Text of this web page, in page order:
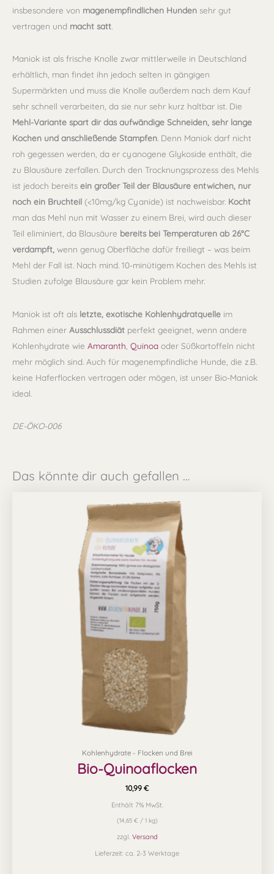
insbesondere von magenempfindlichen Hunden sehr gut
vertragen und macht satt
Maniok ist als frische Knolle zwar mittlerweile in Deutschland
erhältlich, man findet ihn jedoch selten in gängigen
Supermärkten und muss die Knolle außerdem nach dem Kauf
sehr schnell verarbeiten, da sie nur sehr kurz haltbar ist. Die
Mehl-Variante spart dir das aufwändige Schneiden, sehr lange
Kochen und anschließende Stampfen . Denn Maniok darf nicht
roh gegessen werden, da er cyanogene Glykoside enthält, die
zu Blausäure zerfallen. Durch den Trocknungsprozess des Mehls
ist jedoch bereits ein großer Teil der Blausäure entwichen, nur
noch ein Bruchteil (<10mg/kg Cyanide) ist nachweisbar. Kocht
man das Mehl nun mit Wasser zu einem Brei, wird auch dieser
Teil eliminiert, da Blausäure bereits bei Temperaturen ab 26°C
verdampft, wenn genug Oberfläche dafür freiliegt – was beim
Mehl der Fall ist. Nach mind. 10-minütigem Kochen des Mehls ist
Studien zufolge Blausäure gar kein Problem mehr.
Maniok ist oft als letzte, exotische Kohlenhydratquelle im
Rahmen einer Ausschlussdiät perfekt geeignet, wenn andere
Kohlenhydrate wie Amaranth Quinoa oder Süßkartoffeln nicht
mehr möglich sind. Auch für magenempfindliche Hunde, die z.B.
keine Haferflocken vertragen oder mögen, ist unser Bio-Maniok
ideal.
DE-ÖKO-006
Das könnte dir auch gefallen …
Kohlenhydrate - Flocken und Brei
Bio-Quinoaflocken
10,99 €
Enthält 7% MwSt.
(14,65 € / 1 kg)
zzgl. Versand
Lieferzeit: ca. 2-3 Werktage